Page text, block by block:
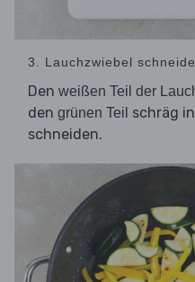
3. Lauchzwiebel
Den weißen Teil der
den grünen Teil schräg
schneiden.